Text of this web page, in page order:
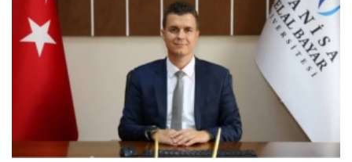
Prof.Dr.Süleyman Sami İLKER
Mühendislerin de Sanat Ruhu Olmalı
Dr.Fatih KESKİN
Millî Edebiyat, Millî Şuur, Millî Takım